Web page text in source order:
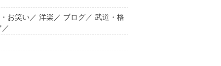
お笑い／ 洋楽／ ブログ／ 武道・格